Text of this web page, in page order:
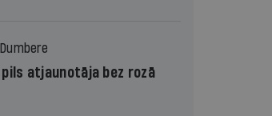
pils atjaunotāja bez rozā